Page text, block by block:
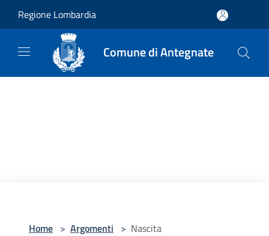
Regione Lombardia
Comune di Antegnate
Home > Argomenti > Nascita